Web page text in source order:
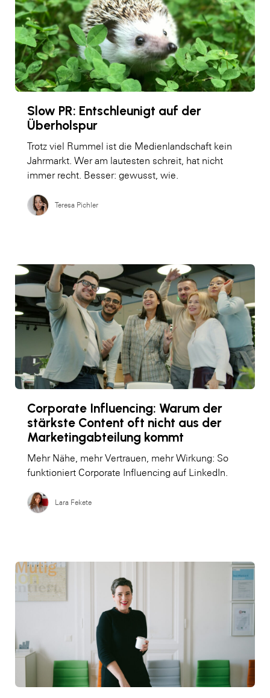
Slow PR: Entschleunigt auf der
Überholspur
Trotz viel Rummel ist die Medienlandschaft kein
Jahrmarkt. Wer am lautesten schreit, hat nicht
immer recht. Besser: gewusst, wie.
Teresa Pichler
Corporate Influencing: Warum der
stärkste Content oft nicht aus der
Marketingabteilung kommt
Mehr Nähe, mehr Vertrauen, mehr Wirkung: So
funktioniert Corporate Influencing auf LinkedIn.
Lara Fekete